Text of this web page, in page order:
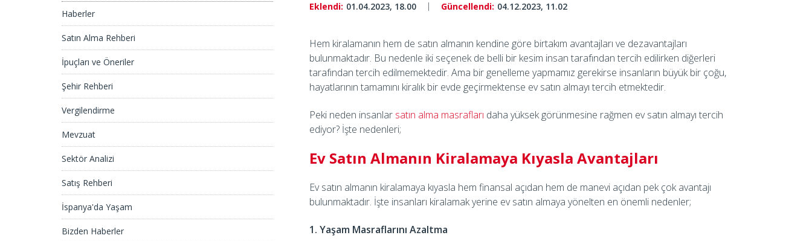
Haberler
Satın Alma Rehberi
İpuçları ve Öneriler
Şehir Rehberi
Vergilendirme
Mevzuat
Sektör Analizi
Satış Rehberi
İspanya'da Yaşam
Bizden Haberler
Eklendi: 01.04.2023, 18.00 Güncellendi: 04.12.2023, 11.02
Hem kiralamanın hem de satın almanın kendine göre birtakım avantajları ve dezavantajları
bulunmaktadır. Bu nedenle iki seçenek de belli bir kesim insan tarafından tercih edilirken diğerleri
tarafından tercih edilmemektedir. Ama bir genelleme yapmamız gerekirse insanların büyük bir çoğu,
hayatlarının tamamını kiralık bir evde geçirmektense ev satın almayı tercih etmektedir.
Peki neden insanlar satın alma masrafları daha yüksek görünmesine rağmen ev satın almayı tercih
ediyor? İşte nedenleri;
Ev Satın Almanın Kiralamaya Kıyasla Avantajları
Ev satın almanın kiralamaya kıyasla hem finansal açıdan hem de manevi açıdan pek çok avantajı
bulunmaktadır. İşte insanları kiralamak yerine ev satın almaya yönelten en önemli nedenler;
1. Yaşam Masraflarını Azaltma